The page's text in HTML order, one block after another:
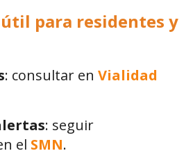
para residentes y
: consultar en Vialidad
: seguir
el SMN.